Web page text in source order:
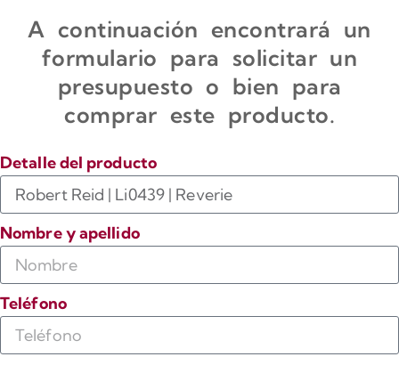
A continuación encontrará un
formulario para solicitar un
presupuesto o bien para
comprar este producto.
Detalle del producto
Nombre y apellido
Teléfono